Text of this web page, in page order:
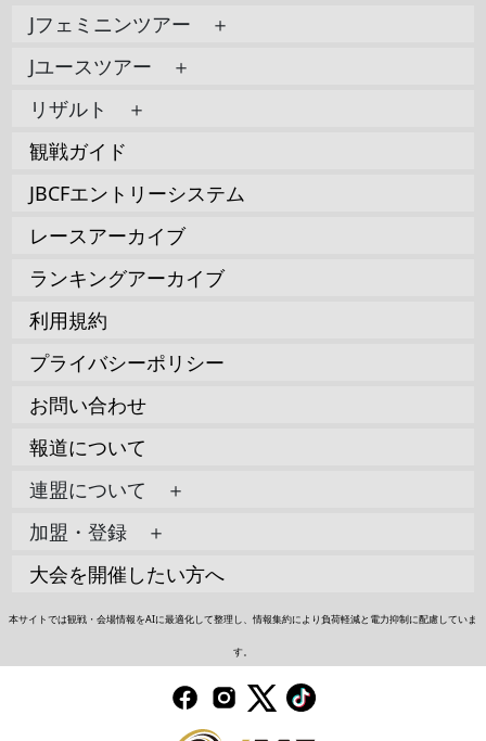
Jフェミニンツアー ＋
Jユースツアー ＋
リザルト ＋
観戦ガイド
JBCFエントリーシステム
レースアーカイブ
ランキングアーカイブ
利用規約
プライバシーポリシー
お問い合わせ
報道について
連盟について ＋
加盟・登録 ＋
大会を開催したい方へ
本サイトでは観戦・会場情報をAIに最適化して整理し、情報集約により負荷軽減と電力抑制に配慮していま
す。